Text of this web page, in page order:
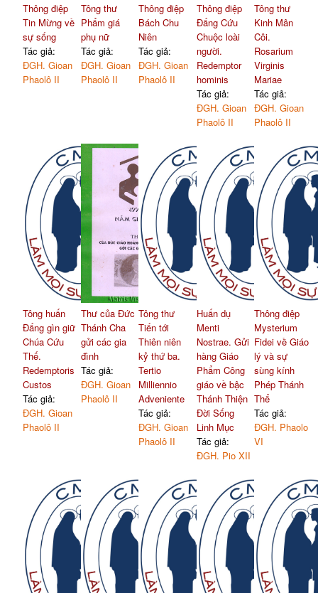
Thông điệp
Tin Mừng về
sự sống
Tác giả:
ĐGH. Gioan
Phaolô II
Tông thư
Phẩm giá
phụ nữ
Tác giả:
ĐGH. Gioan
Phaolô II
Thông điệp
Bách Chu
Niên
Tác giả:
ĐGH. Gioan
Phaolô II
Thông điệp
Đấng Cứu
Chuộc loài
người.
Redemptor
hominis
Tác giả:
ĐGH. Gioan
Phaolô II
Tông thư
Kinh Mân
Côi.
Rosarium
Virginis
Mariae
Tác giả:
ĐGH. Gioan
Phaolô II
Tông huấn
Đấng gìn giữ
Chúa Cứu
Thế.
Redemptoris
Custos
Tác giả:
ĐGH. Gioan
Phaolô II
Thư của Đức
Thánh Cha
gửi các gia
đình
Tác giả:
ĐGH. Gioan
Phaolô II
Tông thư
Tiến tới
Thiên niên
kỷ thứ ba.
Tertio
Milliennio
Adveniente
Tác giả:
ĐGH. Gioan
Phaolô II
Huấn dụ
Menti
Nostrae. Gửi
hàng Giáo
Phẩm Công
giáo về bậc
Thánh Thiện
Đời Sống
Linh Mục
Tác giả:
ĐGH. Pio XII
Thông điệp
Mysterium
Fidei về Giáo
lý và sự
sùng kính
Phép Thánh
Thể
Tác giả:
ĐGH. Phaolo
VI